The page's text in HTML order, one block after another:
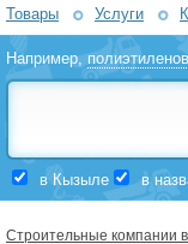
Товары Услуги
Например,
в Кызыле в
Строительные компании